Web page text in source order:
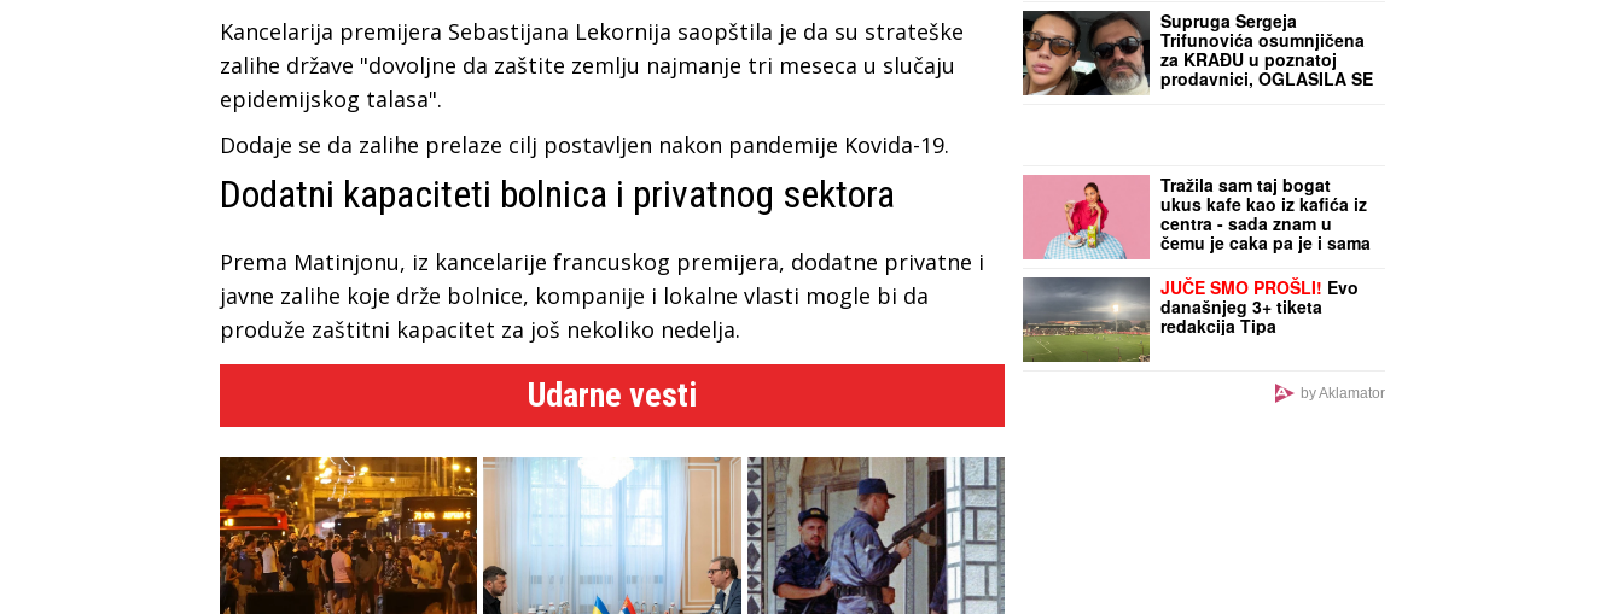
Kancelarija premijera Sebastijana Lekornija saopštila je da su strateške
zalihe države "dovoljne da zaštite zemlju najmanje tri meseca u slučaju
epidemijskog talasa".
Dodaje se da zalihe prelaze cilj postavljen nakon pandemije Kovida-19.
Dodatni kapaciteti bolnica i privatnog sektora
Prema Matinjonu, iz kancelarije francuskog premijera, dodatne privatne i
javne zalihe koje drže bolnice, kompanije i lokalne vlasti mogle bi da
produže zaštitni kapacitet za još nekoliko nedelja.
Udarne vesti
Supruga Sergeja
Trifunovića osumnjičena
za KRAĐU u poznatoj
prodavnici, OGLASILA SE
Tražila sam taj bogat
ukus kafe kao iz kafića iz
centra - sada znam u
čemu je caka pa je i sama
JUČE SMO PROŠLI! Evo
današnjeg 3+ tiketa
redakcija Tipa
by Aklamator